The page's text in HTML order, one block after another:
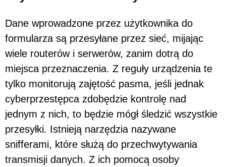
Dane wprowadzone przez użytkownika do
formularza są przesyłane przez sieć, mijając
wiele routerów i serwerów, zanim dotrą do
miejsca przeznaczenia. Z reguły urządzenia te
tylko monitorują zajętość pasma, jeśli jednak
cyberprzestępca zdobędzie kontrolę nad
jednym z nich, to będzie mógł śledzić wszystkie
przesyłki. Istnieją narzędzia nazywane
snifferami, które służą do przechwytywania
transmisji danych. Z ich pomocą osoby